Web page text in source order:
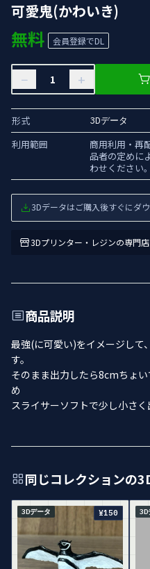
可愛鬼(かわいき)
無料 会員登録でDL
− +
形式 3Dデータ
利用範囲
商用利用・再
品者の定めに
わせください。
3Dデータはご購入後すぐにダ
3Dプリンター・レジンの専門
商品説明
最強(に可愛い)をイメージして
す。
そのまま出力したら8cmちょ
め
スライサーソフトで少し小さく
同じコレクションの
3Dデータ ¥150 3D